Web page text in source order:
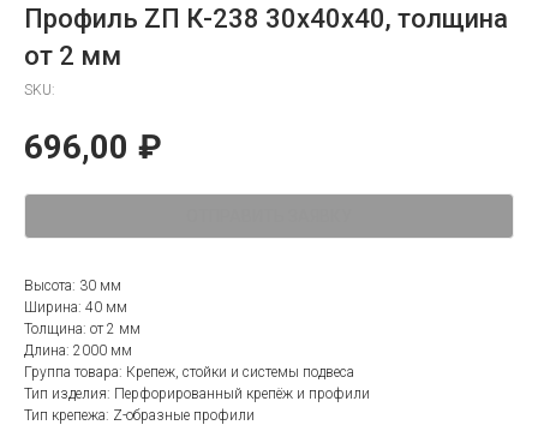
Профиль ZП К-238 30х40х40, толщина
от 2 мм
SKU:
696,00 ₽
Высота: 30 мм
Ширина: 40 мм
Толщина: от 2 мм
Длина: 2000 мм
Группа товара: Крепеж, стойки и системы подвеса
Тип изделия: Перфорированный крепёж и профили
Тип крепежа: Z-образные профили